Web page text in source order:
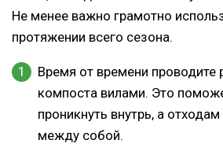
Не менее важно грамотно
протяжении всего сезона.
Время от времени проводите
компоста вилами. Это
проникнуть внутрь, а
между собой.